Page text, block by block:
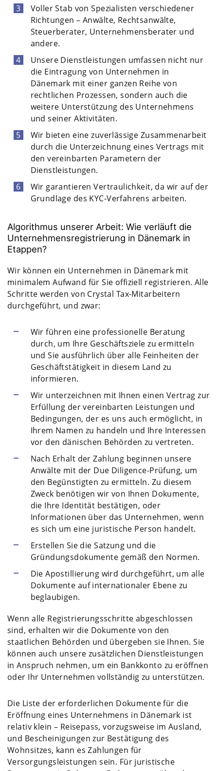
Voller Stab von Spezialisten verschiedener
Richtungen – Anwälte, Rechtsanwälte,
Steuerberater, Unternehmensberater und
andere.
Unsere Dienstleistungen umfassen nicht nur
die Eintragung von Unternehmen in
Dänemark mit einer ganzen Reihe von
rechtlichen Prozessen, sondern auch die
weitere Unterstützung des Unternehmens
und seiner Aktivitäten.
Wir bieten eine zuverlässige Zusammenarbeit
durch die Unterzeichnung eines Vertrags mit
den vereinbarten Parametern der
Dienstleistungen.
Wir garantieren Vertraulichkeit, da wir auf der
Grundlage des KYC-Verfahrens arbeiten.
Algorithmus unserer Arbeit: Wie verläuft die
Unternehmensregistrierung in Dänemark in
Etappen?
Wir können ein Unternehmen in Dänemark mit
minimalem Aufwand für Sie offiziell registrieren. Alle
Schritte werden von Crystal Tax-Mitarbeitern
durchgeführt, und zwar:
Wir führen eine professionelle Beratung
durch, um Ihre Geschäftsziele zu ermitteln
und Sie ausführlich über alle Feinheiten der
Geschäftstätigkeit in diesem Land zu
informieren.
Wir unterzeichnen mit Ihnen einen Vertrag zur
Erfüllung der vereinbarten Leistungen und
Bedingungen, der es uns auch ermöglicht, in
Ihrem Namen zu handeln und Ihre Interessen
vor den dänischen Behörden zu vertreten.
Nach Erhalt der Zahlung beginnen unsere
Anwälte mit der Due Diligence-Prüfung, um
den Begünstigten zu ermitteln. Zu diesem
Zweck benötigen wir von Ihnen Dokumente,
die Ihre Identität bestätigen, oder
Informationen über das Unternehmen, wenn
es sich um eine juristische Person handelt.
Erstellen Sie die Satzung und die
Gründungsdokumente gemäß den Normen.
Die Apostillierung wird durchgeführt, um alle
Dokumente auf internationaler Ebene zu
beglaubigen.
Wenn alle Registrierungsschritte abgeschlossen
sind, erhalten wir die Dokumente von den
staatlichen Behörden und übergeben sie Ihnen. Sie
können auch unsere zusätzlichen Dienstleistungen
in Anspruch nehmen, um ein Bankkonto zu eröffnen
oder Ihr Unternehmen vollständig zu unterstützen.
Die Liste der erforderlichen Dokumente für die
Eröffnung eines Unternehmens in Dänemark ist
relativ klein – Reisepass, vorzugsweise im Ausland,
und Bescheinigungen zur Bestätigung des
Wohnsitzes, kann es Zahlungen für
Versorgungsleistungen sein. Für juristische